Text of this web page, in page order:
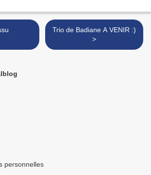
Trio de Badiane A VENIR :)
>
personnelles